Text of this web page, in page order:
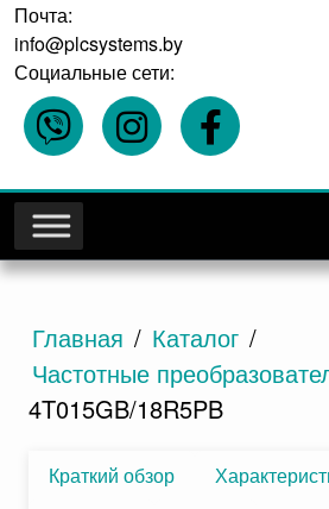
Почта:
info@plcsystems.by
Социальные сети:
Главная / Каталог /
Частотные
4T015GB/18R5PB
Краткий обзор